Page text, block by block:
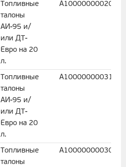
Топливные
талоны
АИ-95 и/
или ДТ-
Евро на 20
л.
Топливные
талоны
АИ-95 и/
или ДТ-
Евро на 20
л.
Топливные
талоны